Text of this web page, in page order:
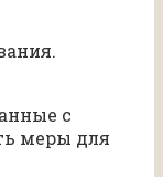
с
меры для